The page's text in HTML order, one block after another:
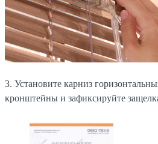
3. Установите карниз
кронштейны и зафиксируйте